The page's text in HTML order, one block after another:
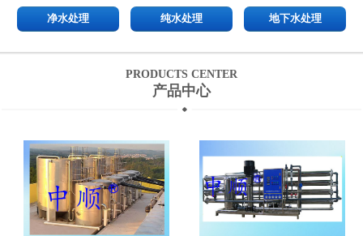
净水处理 纯水处理 地下水处理
PRODUCTS CENTER
产品中心